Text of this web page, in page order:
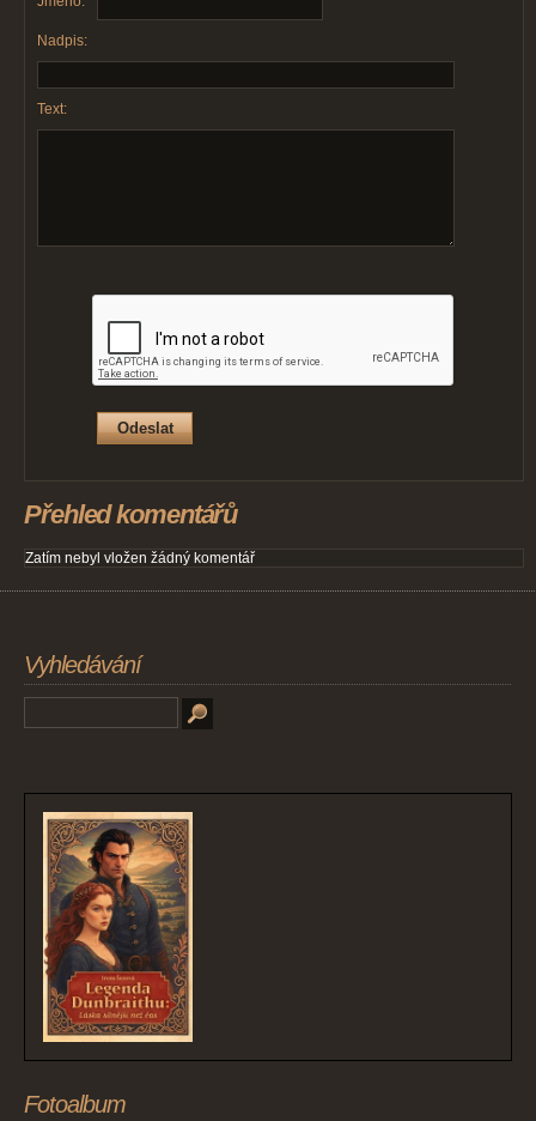
Nadpis:
Text:
Přehled komentářů
Zatím nebyl vložen žádný komentář
Vyhledávání
Fotoalbum